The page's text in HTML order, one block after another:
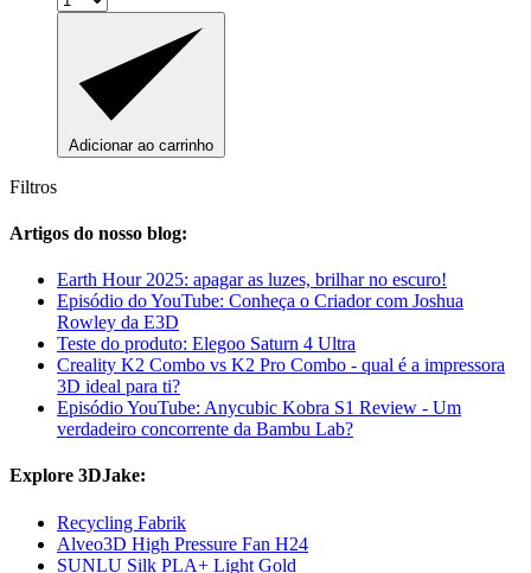
Adicionar ao carrinho
Filtros
Artigos do nosso blog:
Earth Hour 2025: apagar as luzes, brilhar no escuro!
Episódio do YouTube: Conheça o Criador com Joshua
Rowley da E3D
Teste do produto: Elegoo Saturn 4 Ultra
Creality K2 Combo vs K2 Pro Combo - qual é a impressora
3D ideal para ti?
Episódio YouTube: Anycubic Kobra S1 Review - Um
verdadeiro concorrente da Bambu Lab?
Explore 3DJake:
Recycling Fabrik
Alveo3D High Pressure Fan H24
SUNLU Silk PLA+ Light Gold